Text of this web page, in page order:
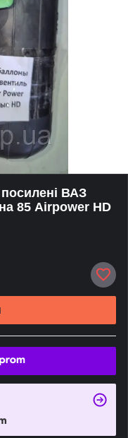
ВАЗ
85 Airpower HD